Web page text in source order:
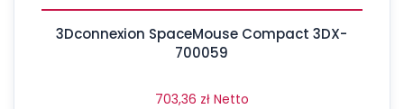
3Dconnexion SpaceMouse Compact 3DX-
700059
703,36 zł Netto